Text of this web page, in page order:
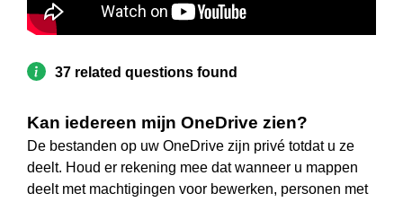
37 related questions found
Kan iedereen mijn OneDrive zien?
De bestanden op uw OneDrive zijn privé totdat u ze
deelt. Houd er rekening mee dat wanneer u mappen
deelt met machtigingen voor bewerken, personen met